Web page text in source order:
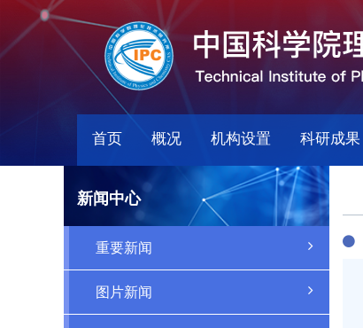
首页 概况 机构设置 科研成果
新闻中心
重要新闻
图片新闻